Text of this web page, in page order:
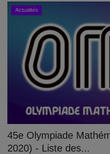
Actualités
45e Olympiade
2020) - Liste des...